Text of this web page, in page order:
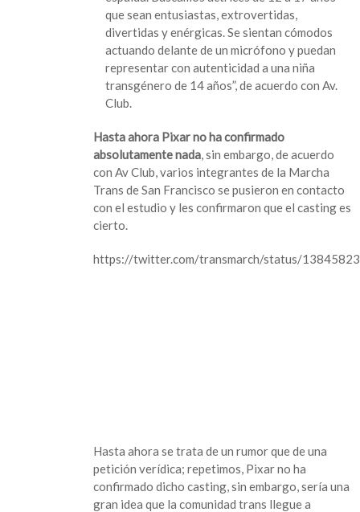
que sean entusiastas, extrovertidas,
divertidas y enérgicas. Se sientan cómodos
actuando delante de un micrófono y puedan
representar con autenticidad a una niña
transgénero de 14 años”, de acuerdo con Av.
Club.
Hasta ahora Pixar no ha confirmado
absolutamente nada, sin embargo, de acuerdo
con Av Club, varios integrantes de la Marcha
Trans de San Francisco se pusieron en contacto
con el estudio y les confirmaron que el casting es
cierto.
https://twitter.com/transmarch/status/
Hasta ahora se trata de un rumor que de una
petición verídica; repetimos, Pixar no ha
confirmado dicho casting, sin embargo, sería una
gran idea que la comunidad trans llegue a